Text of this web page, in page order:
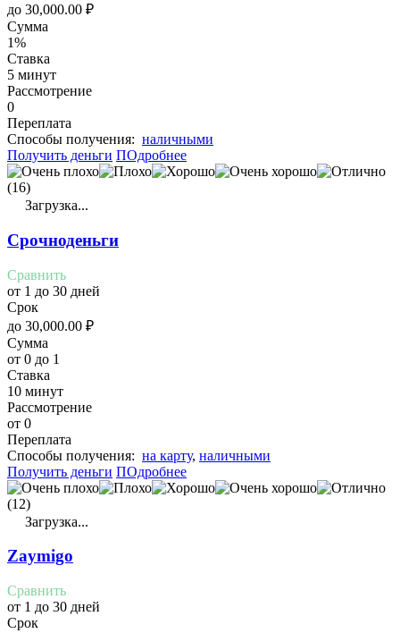
до 30,000.00 ₽
Сумма
1%
Ставка
5 минут
Рассмотрение
0
Переплата
Cпособы получения: наличными
Получить деньги ПОдробнее
(16)
Загрузка...
Срочноденьги
Сравнить
от 1 до 30 дней
Срок
до 30,000.00 ₽
Сумма
от 0 до 1
Ставка
10 минут
Рассмотрение
от 0
Переплата
Cпособы получения: на карту, наличными
Получить деньги ПОдробнее
(12)
Загрузка...
Zaymigo
Сравнить
от 1 до 30 дней
Срок